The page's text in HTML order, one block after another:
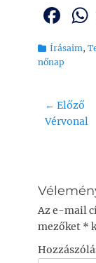
F
a
c
b
o
h
Kategória
Írásaim,
nőnap
← Előző
Previous
Vérvonal
Az e-mail
mezőket *